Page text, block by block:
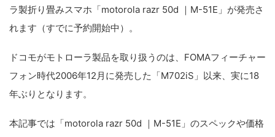
ラ製折り畳みスマホ「motorola razr 50d ｜M-51E」が発売さ
れます（すでに予約開始中）。
ドコモがモトローラ製品を取り扱うのは、FOMAフィーチャー
フォン時代2006年12月に発売した「M702iS」以来、実に18
年ぶりとなります。
本記事では「motorola razr 50d ｜M-51E」のスペックや価格